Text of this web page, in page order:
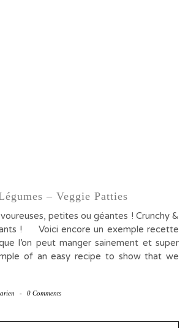
– Veggie Patties
petites ou géantes ! Crunchy &
! Voici encore un exemple recette
l’on peut manger sainement et super
of an easy recipe to show that we
- 0 Comments